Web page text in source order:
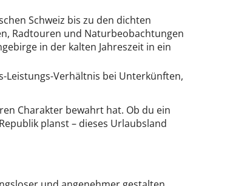
Schweiz bis zu den dichten
Radtouren und Naturbeobachtungen
in der kalten Jahreszeit in ein
Leistungs-Verhältnis bei Unterkünften,
Charakter bewahrt hat. Ob du ein
planst – dieses Urlaubsland